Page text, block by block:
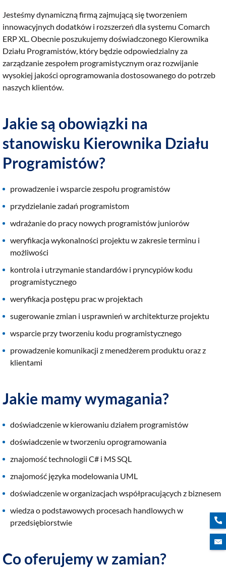
Jesteśmy dynamiczną firmą zajmującą się tworzeniem
innowacyjnych dodatków i rozszerzeń dla systemu Comarch
ERP XL. Obecnie poszukujemy doświadczonego Kierownika
Działu Programistów, który będzie odpowiedzialny za
zarządzanie zespołem programistycznym oraz rozwijanie
wysokiej jakości oprogramowania dostosowanego do potrzeb
naszych klientów.
Jakie są obowiązki na
stanowisku Kierownika Działu
Programistów?
prowadzenie i wsparcie zespołu programistów
przydzielanie zadań programistom
wdrażanie do pracy nowych programistów juniorów
weryfikacja wykonalności projektu w zakresie terminu i
możliwości
kontrola i utrzymanie standardów i pryncypiów kodu
programistycznego
weryfikacja postępu prac w projektach
sugerowanie zmian i usprawnień w architekturze projektu
wsparcie przy tworzeniu kodu programistycznego
prowadzenie komunikacji z menedżerem produktu oraz z
klientami
Jakie mamy wymagania?
doświadczenie w kierowaniu działem programistów
doświadczenie w tworzeniu oprogramowania
znajomość technologii C# i MS SQL
znajomość języka modelowania UML
doświadczenie w organizacjach współpracujących z biznesem
wiedza o podstawowych procesach handlowych w
przedsiębiorstwie
Co oferujemy w zamian?